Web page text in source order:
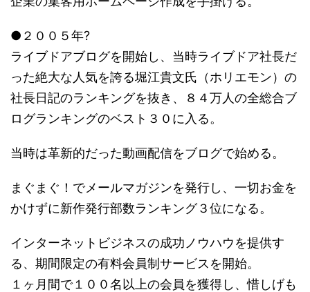
●２００５年?
ライブドアブログを開始し、当時ライブドア社長だ
った絶大な人気を誇る堀江貴文氏（ホリエモン）の
社長日記のランキングを抜き、８４万人の全総合ブ
ログランキングのベスト３０に入る。
当時は革新的だった動画配信をブログで始める。
まぐまぐ！でメールマガジンを発行し、一切お金を
かけずに新作発行部数ランキング３位になる。
インターネットビジネスの成功ノウハウを提供す
る、期間限定の有料会員制サービスを開始。
１ヶ月間で１００名以上の会員を獲得し、惜しげも